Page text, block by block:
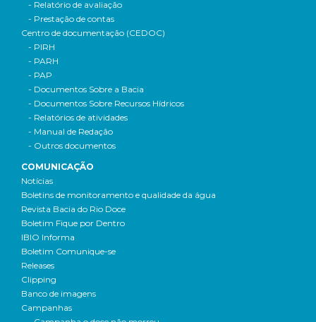
- Relatório de avaliação
- Prestação de contas
Centro de documentação (CEDOC)
- PIRH
- PARH
- PAP
- Documentos Sobre a Bacia
- Documentos Sobre Recursos Hídricos
- Relatórios de atividades
- Manual de Redação
- Outros documentos
COMUNICAÇÃO
Notícias
Boletins de monitoramento e qualidade da água
Revista Bacia do Rio Doce
Boletim Fique por Dentro
IBIO Informa
Boletim Comunique-se
Releases
Clipping
Banco de imagens
Campanhas